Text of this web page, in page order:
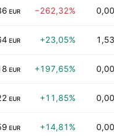
EUR −262,32%
EUR +23,05%
EUR +197,65%
EUR +11,85%
EUR +14,81%